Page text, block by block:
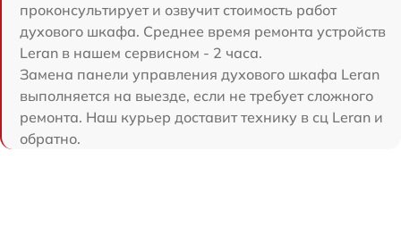
проконсультирует и озвучит стоимость работ
духового шкафа. Среднее время ремонта устройств
Leran в нашем сервисном - 2 часа.
Замена панели управления духового шкафа Leran
выполняется на выезде, если не требует сложного
ремонта. Наш курьер доставит технику в сц Leran и
обратно.